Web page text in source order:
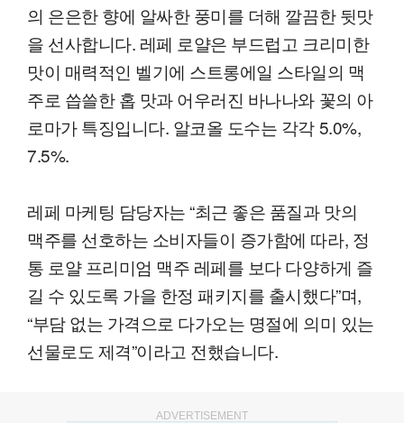
의 은은한 향에 알싸한 풍미를 더해 깔끔한 뒷맛
을 선사합니다. 레페 로얄은 부드럽고 크리미한
맛이 매력적인 벨기에 스트롱에일 스타일의 맥
주로 씁쓸한 홉 맛과 어우러진 바나나와 꽃의 아
로마가 특징입니다. 알코올 도수는 각각 5.0%,
7.5%.
레페 마케팅 담당자는 “최근 좋은 품질과 맛의
맥주를 선호하는 소비자들이 증가함에 따라, 정
통 로얄 프리미엄 맥주 레페를 보다 다양하게 즐
길 수 있도록 가을 한정 패키지를 출시했다”며,
“부담 없는 가격으로 다가오는 명절에 의미 있는
선물로도 제격”이라고 전했습니다.
ADVERTISEMENT